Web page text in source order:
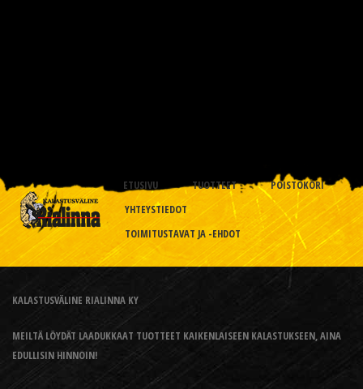
ETUSIVU TUOTTEET
POISTOKORI
YHTEYSTIEDOT
TOIMITUSTAVAT JA -EHDOT
KALASTUSVÄLINE RIALINNA KY
MEILTÄ LÖYDÄT LAADUKKAAT TUOTTEET KAIKENLAISEEN KALASTUKSEEN, AINA
EDULLISIN HINNOIN!